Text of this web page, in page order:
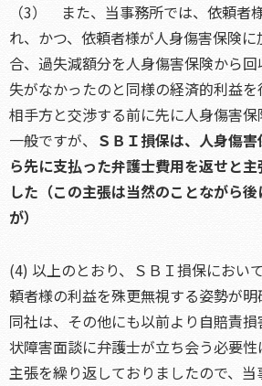
（3） また、当事務所では、依頼者
れ、かつ、依頼者様が人身傷害保険
合、過失減額分を人身傷害保険から
失がなかったのと同様の経済的利益を
相手方と交渉する前に先に人身傷害
一般ですが、 ＳＢＩ損保は、人身傷
ら先に支払った弁護士費用を返せと
した（この主張は当然のことながら
が）
(4) 以上のとおり、ＳＢＩ損保におい
頼者様の利益を殊更無視する姿勢が明
同社は、その他にも以前より自賠責
状障害面談に弁護士が立ち会う必要
主張を繰り返しておりましたので、